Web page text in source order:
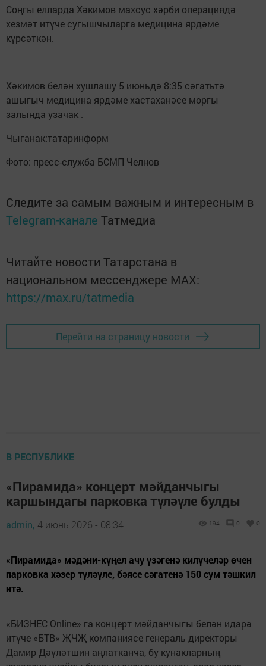
Соңгы елларда Хәкимов махсус хәрби операциядә
хезмәт итүче сугышчыларга медицина ярдәме
күрсәткән.
Хәкимов белән хушлашу 5 июньдә 8:35 сәгатьтә
ашыгыч медицина ярдәме хастаханәсе моргы
залында узачак .
Чыганак:татаринформ
Фото: пресс-служба БСМП Челнов
Следите за самым важным и интересным в
Telegram-канале Татмедиа
Читайте новости Татарстана в
национальном мессенджере MАХ:
https://max.ru/tatmedia
Перейти на страницу новости
В РЕСПУБЛИКЕ
«Пирамида» концерт мәйданчыгы
каршындагы парковка түләүле булды
admin, 4 июнь 2026 - 08:34 194 0 0
«Пирамида» мәдәни-күңел ачу үзәгенә килүчеләр өчен
парковка хәзер түләүле, бәясе сәгатенә 150 сум тәшкил
итә.
«БИЗНЕС Online» га концерт мәйданчыгы белән идарә
итүче «БТВ» ҖЧҖ компаниясе генераль директоры
Дамир Дәүләтшин аңлатканча, бу кунакларның